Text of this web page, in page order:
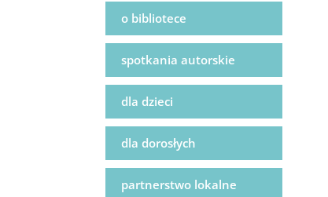
o bibliotece
spotkania autorskie
dla dzieci
dla dorosłych
partnerstwo lokalne